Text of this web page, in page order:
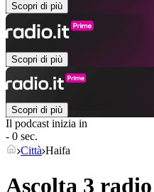
Scopri di più
Scopri di più
Scopri di più
Il podcast inizia in
- 0 sec.
Città Haifa
Ascolta 3